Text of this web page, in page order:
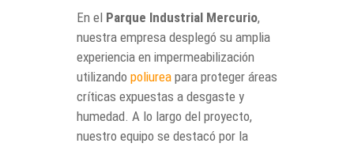
En el Parque Industrial Mercurio,
nuestra empresa desplegó su amplia
experiencia en impermeabilización
utilizando poliureapara proteger áreas
críticas expuestas a desgaste y
humedad. A lo largo del proyecto,
nuestro equipo se destacó por la